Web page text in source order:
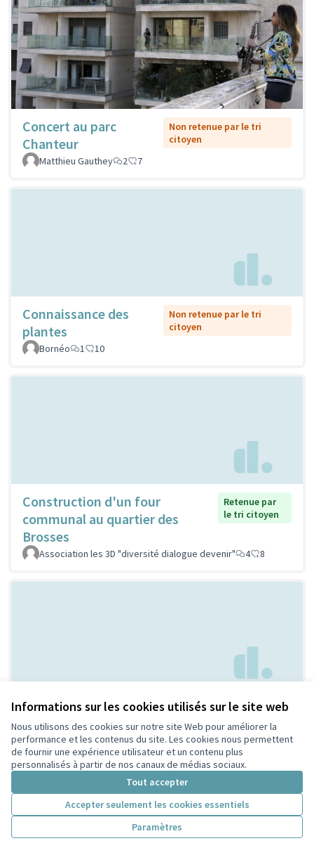
Informations sur les cookies utilisés sur le site web
Nous utilisons des cookies sur notre site Web pour améliorer la
performance et les contenus du site. Les cookies nous permettent
de fournir une expérience utilisateur et un contenu plus
personnalisés à partir de nos canaux de médias sociaux.
Tout accepter
Accepter seulement les cookies essentiels
Paramètres
Concert au parc
Chanteur
Non retenue par le tri
citoyen
Matthieu Gauthey
2 7
Connaissance des
plantes
Non retenue par le tri
citoyen
Bornéo
1 10
Construction d'un four
communal au quartier des
Brosses
Retenue par
le tri citoyen
Association les 3D "diversité dialogue devenir" 4 8
Creation d'espaces
jeunesse
Non retenue par le tri
Bouaziz
1 4